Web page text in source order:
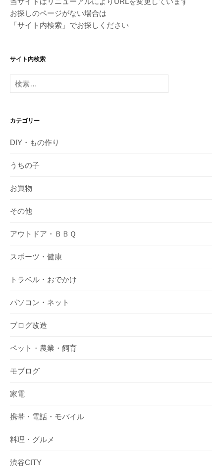
お探しのページがない場合は
「サイト内検索」でお探しください
サイト内検索
検
索:
カテゴリー
DIY・もの作り
うちの子
お買物
その他
アウトドア・ＢＢＱ
スポーツ・健康
トラベル・おでかけ
パソコン・ネット
ブログ改造
ペット・農業・飼育
モブログ
家電
携帯・電話・モバイル
料理・グルメ
渋谷CITY